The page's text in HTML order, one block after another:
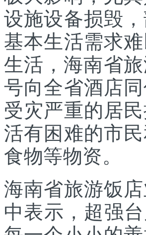
设施设备损毁
基本生活需求
生活，海南省
号向全省酒店
受灾严重的居
活有困难的市
食物等物资。
海南省旅游饭
中表示，超强